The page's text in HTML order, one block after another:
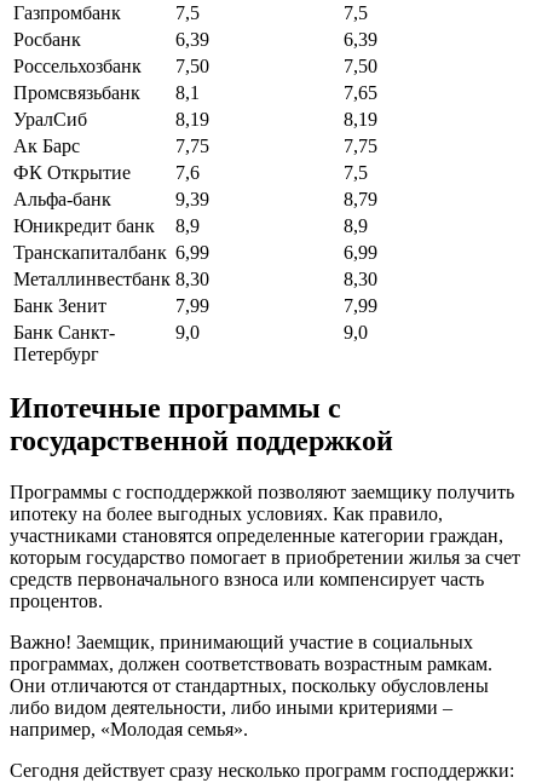
Газпромбанк
7,5
7,5
Росбанк
6,39
6,39
Россельхозбанк
7,50
7,50
Промсвязьбанк
8,1
7,65
УралСиб
8,19
8,19
Ак Барс
7,75
7,75
ФК Открытие
7,6
7,5
Альфа-банк
9,39
8,79
Юникредит банк
8,9
8,9
Транскапиталбанк 6,99
6,99
Металлинвестбанк 8,30
8,30
Банк Зенит
7,99
7,99
Банк Санкт-
Петербург
9,0 9,0
Ипотечные программы с
государственной поддержкой
Программы с господдержкой позволяют заемщику получить
ипотеку на более выгодных условиях. Как правило,
участниками становятся определенные категории граждан,
которым государство помогает в приобретении жилья за счет
средств первоначального взноса или компенсирует часть
процентов.
Важно! Заемщик, принимающий участие в социальных
программах, должен соответствовать возрастным рамкам.
Они отличаются от стандартных, поскольку обусловлены
либо видом деятельности, либо иными критериями –
например, «Молодая семья».
Сегодня действует сразу несколько программ господдержки: